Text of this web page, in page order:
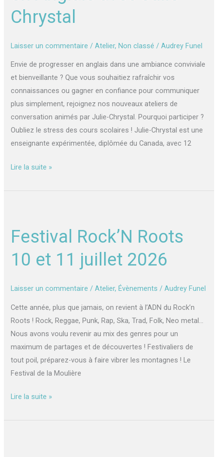
Chrystal
Laisser un commentaire /Atelier,Non classé /Audrey Funel
Envie de progresser en anglais dans une ambiance conviviale
et bienveillante ? Que vous souhaitiez rafraîchir vos
connaissances ou gagner en confiance pour communiquer
plus simplement, rejoignez nos nouveaux ateliers de
conversation animés par Julie-Chrystal. Pourquoi participer ?
Oubliez le stress des cours scolaires ! Julie-Chrystal est une
enseignante expérimentée, diplômée du Canada, avec 12
avec
Julie-
Lire la suite »
Festival Rock’N Roots
10 et 11 juillet 2026
Laisser un commentaire /Atelier,Évènements /Audrey Funel
Cette année, plus que jamais, on revient à l’ADN du Rock’n
Roots ! Rock, Reggae, Punk, Rap, Ska, Trad, Folk, Neo metal…
Nous avons voulu revenir au mix des genres pour un
maximum de partages et de découvertes ! Festivaliers de
tout poil, préparez-vous à faire vibrer les montagnes ! Le
Festival de la Moulière
Roots
juillet
Lire la suite »